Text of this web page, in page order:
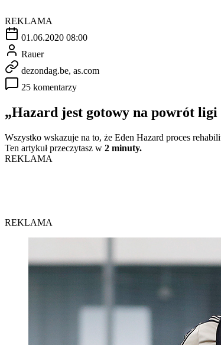
REKLAMA
01.06.2020 08:00
Rauer
dezondag.be, as.com
25 komentarzy
„Hazard jest gotowy na powrót ligi
Wszystko wskazuje na to, że Eden Hazard proces
Ten artykuł przeczytasz w 2 minuty.
REKLAMA
REKLAMA